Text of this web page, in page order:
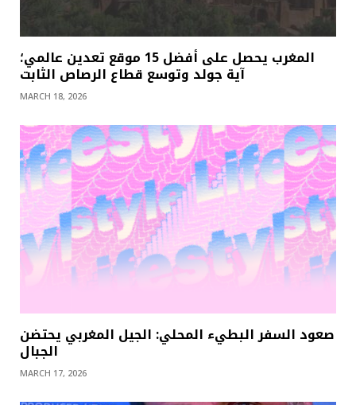
المغرب يحصل على أفضل 15 موقع تعدين عالمي؛
آية جولد وتوسع قطاع الرصاص الثابت
MARCH 18, 2026
صعود السفر البطيء المحلي: الجيل المغربي يحتضن
الجبال
MARCH 17, 2026